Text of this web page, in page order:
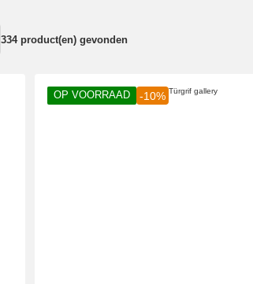
334 product(en) gevonden
OP VOORRAAD -10%